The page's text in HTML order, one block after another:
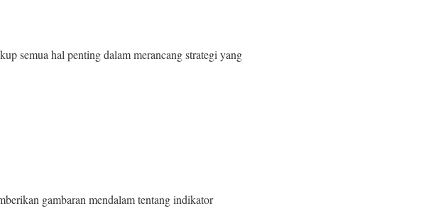
semua hal penting dalam merancang strategi yang
gambaran mendalam tentang indikator